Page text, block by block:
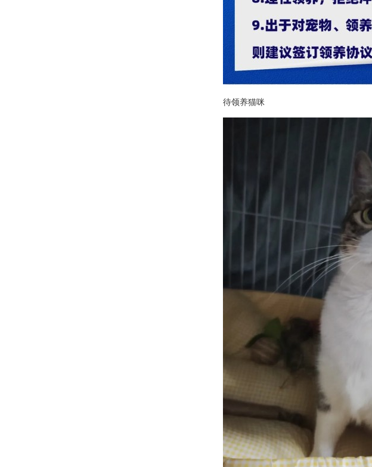
待领养猫咪